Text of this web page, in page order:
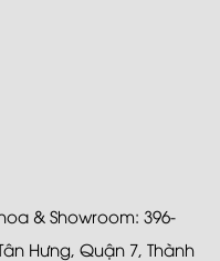
& Showroom: 396-
Hưng, Quận 7, Thành